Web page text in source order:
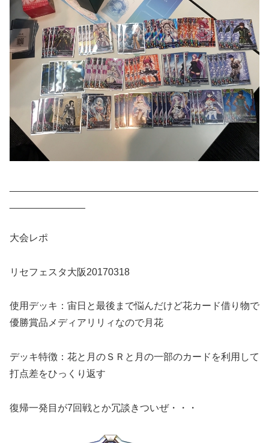
大会レポ
リセフェスタ大阪20170318
使用デッキ：宙日と最後まで悩んだけど花カード借り物で
優勝賞品メディアリリィなので月花
デッキ特徴：花と月のＳＲと月の一部のカードを利用して
打点差をひっくり返す
復帰一発目が7回戦とか冗談きついぜ・・・